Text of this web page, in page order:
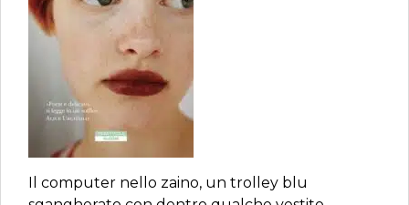
Il computer nello zaino, un trolley blu